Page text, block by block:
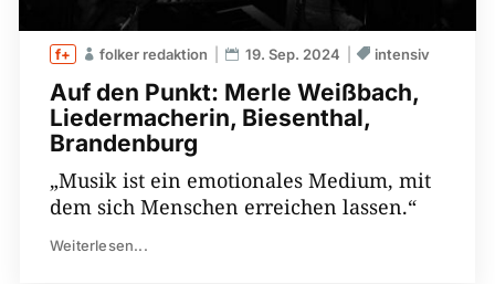
Auf den Punkt: Merle Weißbach,
Liedermacherin, Biesenthal,
Brandenburg
folker redaktion 19. Sep. 2024 intensiv
„Musik ist ein emotionales Medium, mit
dem sich Menschen erreichen lassen.“
Weiterlesen...